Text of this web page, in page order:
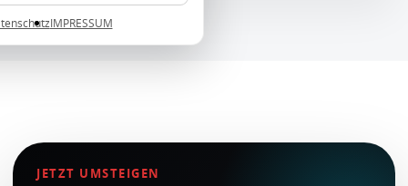
IMPRESSUM
JETZT UMSTEIGEN